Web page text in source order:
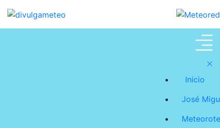
Inicio
José
José Miguel Viñas